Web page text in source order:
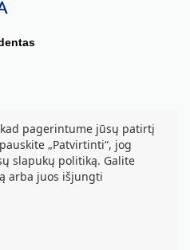
kanceliarija, biudžetinė įstaiga.
+37069842639, el. paštas:
asmenų registre. Juridinio
pagerintume jūsų patirtį
„Patvirtinti“, jog
slapukų politiką. Galite
arba juos išjungti